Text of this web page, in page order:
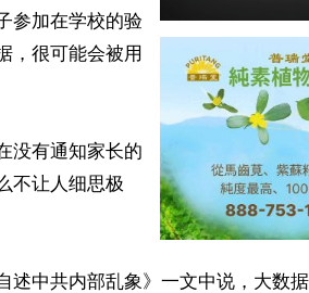
参加在学校的验
，很可能会被用
没有通知家长的
不让人细思极
中共内部乱象》一文中说，大数